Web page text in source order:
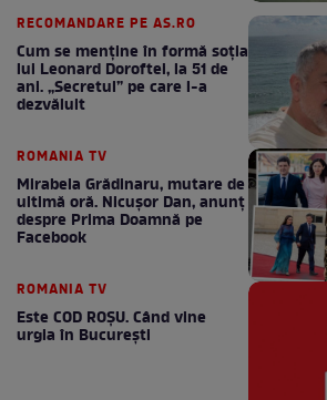
RECOMANDARE PE AS.RO
Cum se menţine în formă soţia
lui Leonard Doroftei, la 51 de
ani. „Secretul” pe care l-a
dezvăluit
ROMANIA TV
Mirabela Grădinaru, mutare de
ultimă oră. Nicuşor Dan, anunţ
despre Prima Doamnă pe
Facebook
ROMANIA TV
Este COD ROŞU. Când vine
urgia în Bucureşti